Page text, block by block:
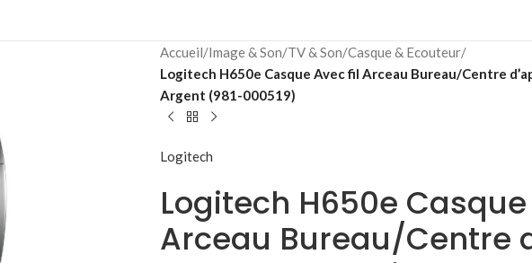
Accueil/Image & Son/TV & Son/Casque & Ecouteur/
Logitech H650e Casque Avec fil Arceau Bureau/Centre
Argent (981-000519)
Logitech
Logitech H650e
Arceau Bureau/Centre